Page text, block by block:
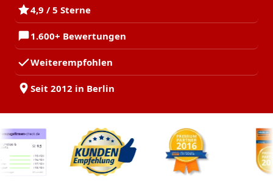
4,9 / 5 Sterne
1.600+ Bewertungen
Weiterempfohlen
Seit 2012 in Berlin